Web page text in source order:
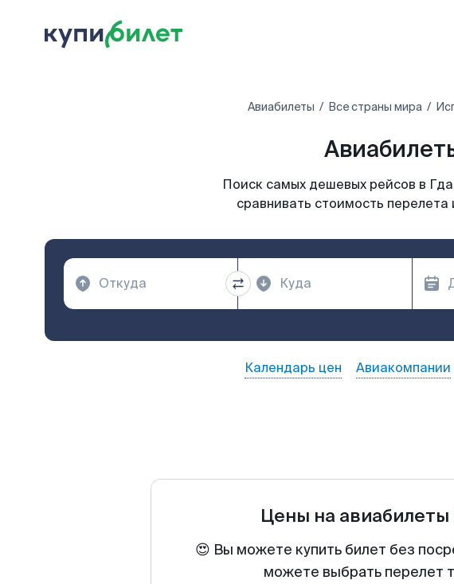
Авиабилеты Все страны мира
Поиск самых дешевых рейсов в
сравнивать стоимость
Календарь цен Авиакомпании
Цены на авиабилеты
😍 Вы можете купить билет без
можете выбрать перелет